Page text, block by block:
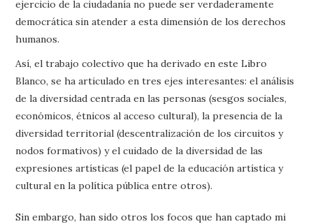
ejercicio de la ciudadanía no puede ser verdaderamente
democrática sin atender a esta dimensión de los derechos
humanos.
Así, el trabajo colectivo que ha derivado en este Libro
Blanco, se ha articulado en tres ejes interesantes: el análisis
de la diversidad centrada en las personas (sesgos sociales,
económicos, étnicos al acceso cultural), la presencia de la
diversidad territorial (descentralización de los circuitos y
nodos formativos) y el cuidado de la diversidad de las
expresiones artísticas (el papel de la educación artística y
cultural en la política pública entre otros).
Sin embargo, han sido otros los focos que han captado mi